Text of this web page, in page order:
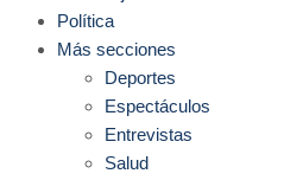
Política
Más secciones
Deportes
Espectáculos
Entrevistas
Salud